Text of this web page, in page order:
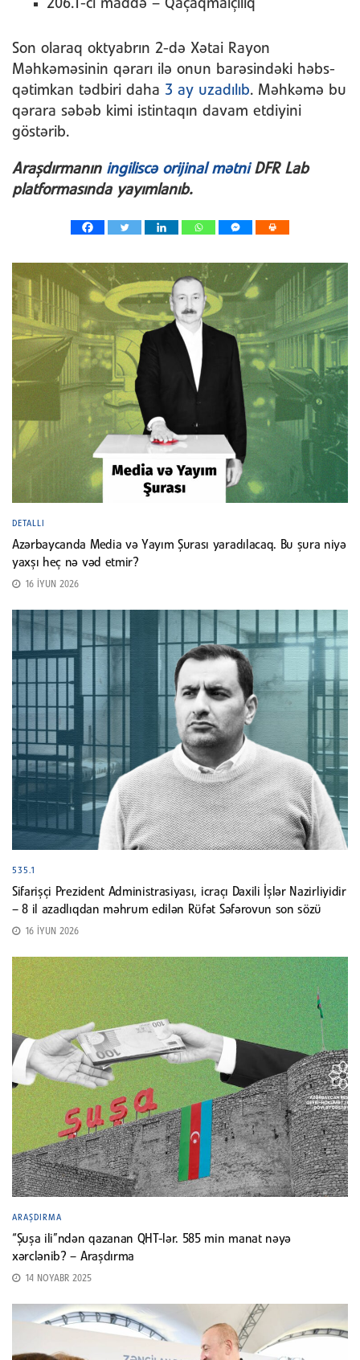
206.1-ci maddə – Qaçaqmalçılıq
Son olaraq oktyabrın 2-də Xətai Rayon
Məhkəməsinin qərarı ilə onun barəsindəki həbs-
qətimkan tədbiri daha 3 ay uzadılıb. Məhkəmə bu
qərara səbəb kimi istintaqın davam etdiyini
göstərib.
Araşdırmanın ingiliscə orijinal mətni DFR Lab
platformasında yayımlanıb.
DETALLI
Azərbaycanda Media və Yayım Şurası yaradılacaq. Bu şura niyə
yaxşı heç nə vəd etmir?
16 İYUN 2026
535.1
Sifarişçi Prezident Administrasiyası, icraçı Daxili İşlər Nazirliyidir
– 8 il azadlıqdan məhrum edilən Rüfət Səfərovun son sözü
16 İYUN 2026
ARAŞDIRMA
“Şuşa ili”ndən qazanan QHT-lər. 585 min manat nəyə
xərclənib? – Araşdırma
14 NOYABR 2025